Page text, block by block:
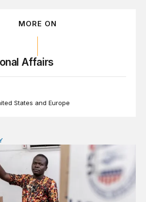
MORE ON
Affairs
States and Europe
First Global Health Strategy” could